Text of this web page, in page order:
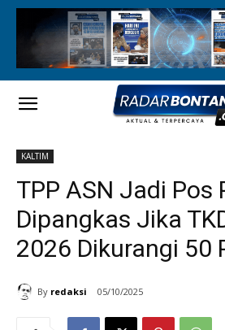
KALTIM
TPP ASN Jadi Pos
Dipangkas Jika
2026 Dikurangi 50
By redaksi 05/10/2025